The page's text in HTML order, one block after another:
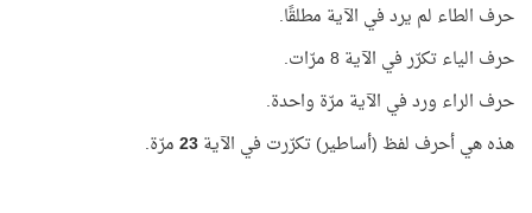
حرف الطاء لم يرد في الآية مطلقًا.
حرف الياء تكرّر في الآية 8 مرّات.
حرف الراء ورد في الآية مرّة واحدة.
هذه هي أحرف لفظ (أساطير) تكرّرت في الآية23مرّة.